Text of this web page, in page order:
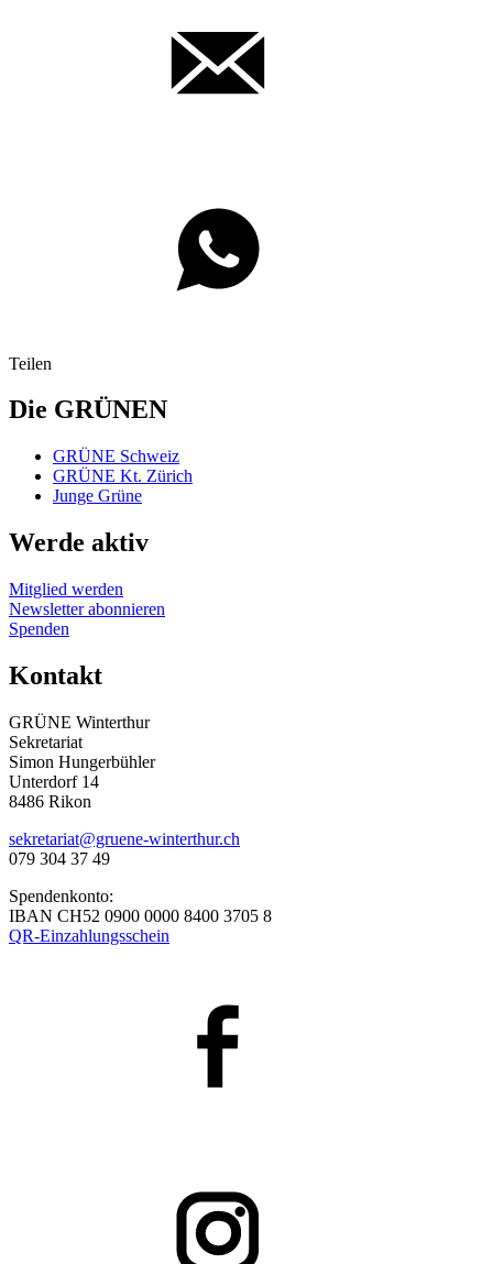
Teilen
Die GRÜNEN
GRÜNE Schweiz
GRÜNE Kt. Zürich
Junge Grüne
Werde aktiv
Mitglied werden
Newsletter abonnieren
Spenden
Kontakt
GRÜNE Winterthur
Sekretariat
Simon Hungerbühler
Unterdorf 14
8486 Rikon
sekretariat@gruene-winterthur.ch
079 304 37 49
Spendenkonto:
IBAN CH52 0900 0000 8400 3705 8
QR-Einzahlungsschein